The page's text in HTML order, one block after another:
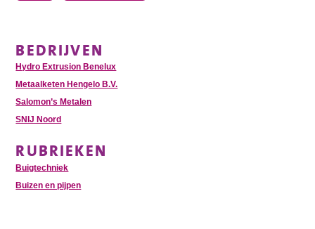
BEDRIJVEN
Hydro Extrusion Benelux
Metaalketen Hengelo B.V.
Salomon’s Metalen
SNIJ Noord
RUBRIEKEN
Buigtechniek
Buizen en pijpen